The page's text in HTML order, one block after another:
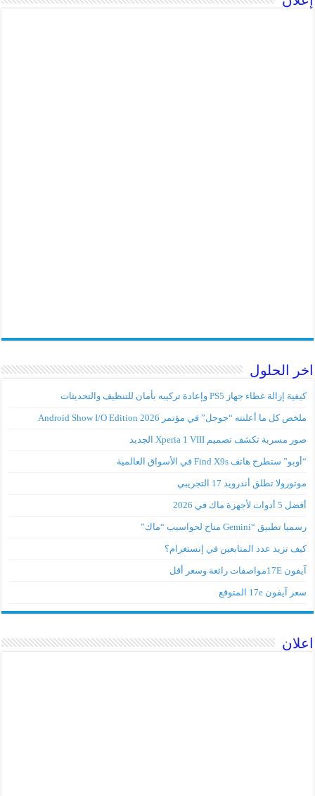
اخر الحلول
كيفية إزالة غطاء جهاز PS5 وإعادة تركيبه بأمان للتنظيف والتحديثات
ملخص كل ما أعلنته “جوجل” في مؤتمر Android Show I/O Edition 2026
صور مسربة تكشف تصميم Xperia 1 VIII الجديد
“أوبو” ستطرح هاتف Find X9s في الأسواق العالمية
موتورولا تطلق أندرويد 17 التجريبي
أفضل 5 أدوات لأجهزة ماك في 2026
رسميا تطبيق “Gemini متاح لحواسيب “ماك”
كيف تزيد عدد المتابعين في إنستغرام؟
آيفون 17Eمواصفات رائعة وسعر أقل
سعر آيفون 17e المتوقع
اعلان